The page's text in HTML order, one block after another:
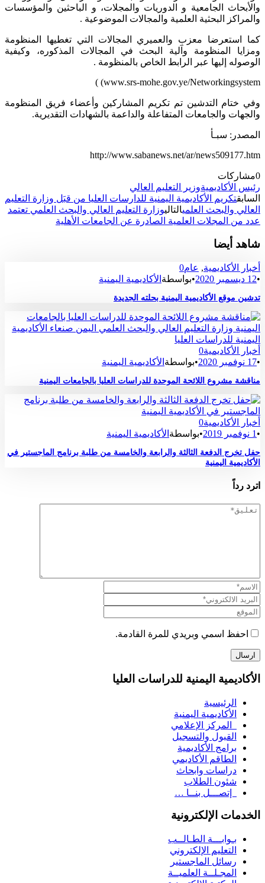
والأبحاث الجامعية و الدوريات والمجلات، و الباحثين والمؤسسات
والمراكز البحثية العلمية والمجالات الموضوعية .
كما استعرضا معزب والعميري المجالات التي تغطيها المنظومة
ومزايا المنظومة وآلية البحث في المجالات المذكوره، وكيفية
الوصوله إليها عبر الرابط الخاص بالمنظومة .
www.srs-mohe.gov.ye/Networkingsystem) )
وفي ختام التدشين تم تكريم المشاركين وأعضاء فريق المنظومة
والجهات والجامعات المتفاعلة والداعمة بالشهادات التقديرية.
المصدر: سبـأ
http://www.sabanews.net/ar/news509177.htm
0مشاركات
رئيس الأكاديميةوزير التعليم العالي
السابقتكريم الأكاديمية اليمنية للدارسات العليا من قبَل وزارة التعليم
العالي والبحث العلميالتاليوزارة التعليم العالي والبحث العلمي تعتمد
عدد من المجلات العلمية الصادرة عن الجامعات الأهلية
شاهد أيضا
أخبار الأكاديمية, عام0
•12 ديسمبر 2020 •بواسطة الأكاديمية اليمنية
تدشين موقع الأكاديمية اليمنية بحلته الجديدة
أخبار الأكاديمية0
•17 نوفمبر 2020 •بواسطة الأكاديمية اليمنية
مناقشة مشروع اللائحة الموحدة للدراسات العليا بالجامعات اليمنية
أخبار الأكاديمية0
• 1 نوفمبر 2019 •بواسطة الأكاديمية اليمنية
حفل تخرج الدفعة الثالثة والرابعة والخامسة من طلبة برنامج الماجستير في
الأكاديمية اليمنية
اترد رداً
احفظ اسمي وبريدي للمرة القادمة.
الأكاديمية اليمنية للدراسات العليا
الرئيسية
الأكاديمية اليمنية
المركز الإعلامي
القبول والتسجيل
برامج الأكاديمية
الطاقم الأكاديمي
دراسات وابحاث
شئون الطلاب
إتصـــل بنــا …
الخدمات الإلكترونية
بـوابـــة الطـالــب
التعليم الإلكتروني
رسائل الماجستير
المجـلــة العلميــة